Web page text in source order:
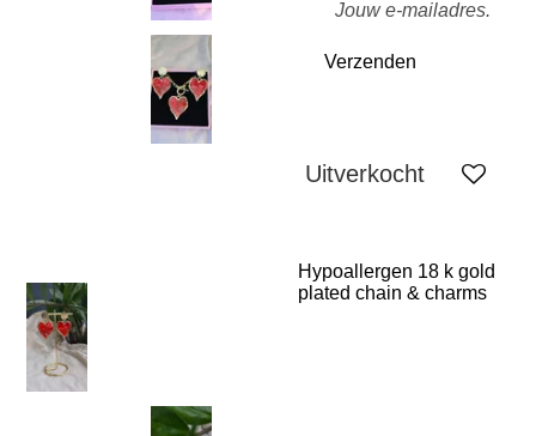
Verzenden
Uitverkocht
Hypoallergen 18 k gold
plated chain & charms